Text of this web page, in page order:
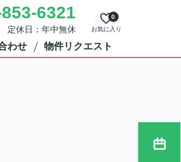
6321
定休日：年中無休 お気に入り
0
わせ 物件リクエスト